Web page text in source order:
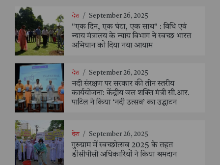
देश / September 26, 2025
"एक दिन, एक घंटा, एक साथ" : विधि एवं
न्याय मंत्रालय के न्याय विभाग ने स्वच्छ भारत
अभियान को दिया नया आयाम
देश / September 26, 2025
नदी संरक्षण पर सरकार की तीन स्तरीय
कार्ययोजना: केंद्रीय जल शक्ति मंत्री सी.आर.
पाटिल ने किया ‘नदी उत्सव’ का उद्घाटन
देश / September 26, 2025
गुरुग्राम में स्वच्छोत्सव 2025 के तहत
डीसीपीसी अधिकारियों ने किया श्रमदान